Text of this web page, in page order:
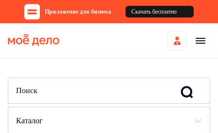
Приложение для бизнеса Скачать бесплатно
Каталог